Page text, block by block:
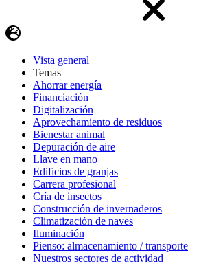
Vista general
Temas
Ahorrar energía
Financiación
Digitalización
Aprovechamiento de residuos
Bienestar animal
Depuración de aire
Llave en mano
Edificios de granjas
Carrera profesional
Cría de insectos
Construcción de invernaderos
Climatización de naves
Iluminación
Pienso: almacenamiento / transporte
Nuestros sectores de actividad